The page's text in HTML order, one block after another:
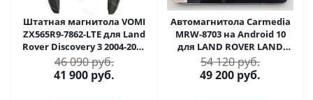
Штатная магнитола VOMI
ZX565R9-7862-LTE для Land
Rover Discovery 3 2004-2009
(для авто без монитора)
на Android 10
46 090 руб.
41 900 руб.
Автомагнитола Carmedia
MRW-8703 на Android 10
для LAND ROVER LAND
ROVER DISCOVERY 3 2005-
2009 DENSO
54 120 руб.
49 200 руб.